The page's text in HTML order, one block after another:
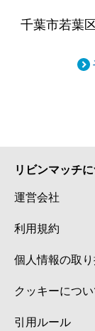
千葉市若葉
リビンマッチ
運営会社
利用規約
個人情報の取
クッキーにつ
引用ルール